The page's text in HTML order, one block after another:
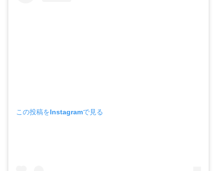
この投稿をInstagramで見る